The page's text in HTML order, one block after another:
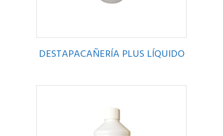
DESTAPACAÑERÍA PLUS LÍQUIDO